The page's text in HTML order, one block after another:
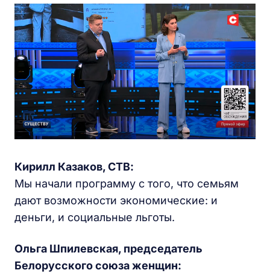
Кирилл Казаков, СТВ:
Мы начали программу с того, что семьям
дают возможности экономические: и
деньги, и социальные льготы.
Ольга Шпилевская, председатель
Белорусского союза женщин: